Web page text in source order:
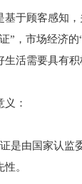
于顾客感知
”，市场经济
活需要具有积
：
是由国家认
。